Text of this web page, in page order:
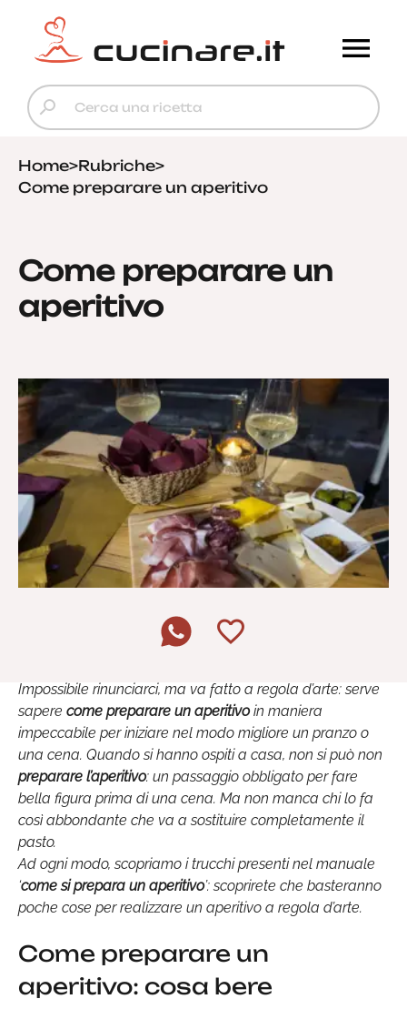
Home>Rubriche>
Come preparare un aperitivo
Come preparare un
aperitivo
Impossibile rinunciarci, ma va fatto a regola d’arte: serve
sapere come preparare un aperitivoin maniera
impeccabile per iniziare nel modo migliore un pranzo o
una cena. Quando si hanno ospiti a casa, non si può non
preparare l’aperitivo: un passaggio obbligato per fare
bella figura prima di una cena. Ma non manca chi lo fa
così abbondante che va a sostituire completamente il
pasto.
Ad ogni modo, scopriamo i trucchi presenti nel manuale
‘come si prepara un aperitivo’: scoprirete che basteranno
poche cose per realizzare un aperitivo a regola d’arte.
Come preparare un
aperitivo: cosa bere